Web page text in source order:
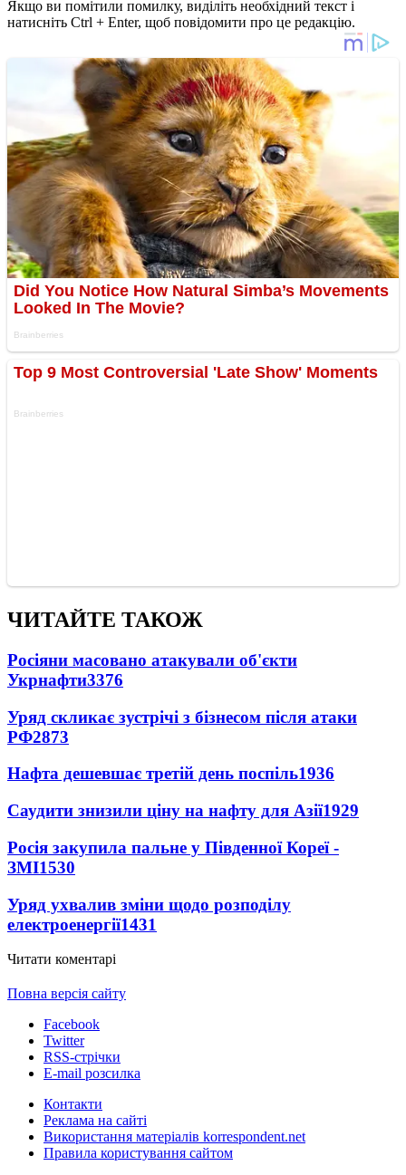
Якщо ви помітили помилку, виділіть необхідний текст і
натисніть Ctrl + Enter, щоб повідомити про це редакцію.
ЧИТАЙТЕ ТАКОЖ
Росіяни масовано атакували об'єкти
Укрнафти3376
Уряд скликає зустрічі з бізнесом після атаки
РФ2873
Нафта дешевшає третій день поспіль1936
Саудити знизили ціну на нафту для Азії1929
Росія закупила пальне у Південної Кореї -
ЗМІ1530
Уряд ухвалив зміни щодо розподілу
електроенергії1431
Читати коментарі
Повна версія сайту
Facebook
Twitter
RSS-стрічки
E-mail розсилка
Контакти
Реклама на сайті
Використання матеріалів korrespondent.net
Правила користування сайтом